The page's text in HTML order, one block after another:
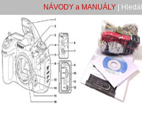
NÁVODY a MANUÁLY |